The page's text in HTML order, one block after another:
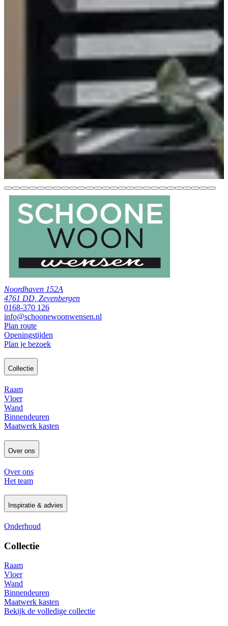
Noordhaven 152A
4761 DD, Zevenbergen
0168-370 126
info@schoonewoonwensen.nl
Plan route
Openingstijden
Plan je bezoek
Collectie
Raam
Vloer
Wand
Binnendeuren
Maatwerk kasten
Over ons
Over ons
Het team
Inspiratie & advies
Onderhoud
Collectie
Raam
Vloer
Wand
Binnendeuren
Maatwerk kasten
Bekijk de volledige collectie